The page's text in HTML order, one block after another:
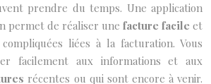
prendre du temps. Une application
permet de réaliser une facture facile et
liées à la facturation. Vous
facilement aux informations et aux
récentes ou qui sont encore à venir.